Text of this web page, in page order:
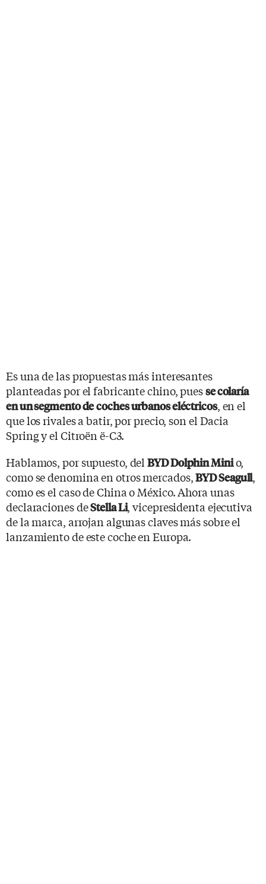
Es una de las propuestas más interesantes
planteadas por el fabricante chino, puesse colaría
en un segmento decoches urbanos eléctricos, en el
que los rivales a batir, por precio, son el Dacia
Spring y el Citroën ë-C3.
Hablamos, por supuesto, delBYD Dolphin Minio,
como se denomina en otros mercados,BYD Seagull,
como es el caso de China o México. Ahora unas
declaraciones deStella Li, vicepresidenta ejecutiva
de la marca, arrojan algunas claves más sobre el
lanzamiento de este coche en Europa.